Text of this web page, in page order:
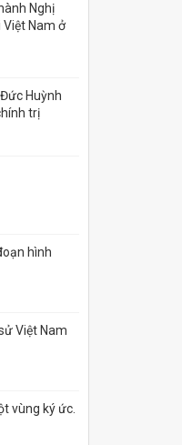
Nghị
Nam ở
Huỳnh
trị
hình
Việt Nam
vùng ký ức.